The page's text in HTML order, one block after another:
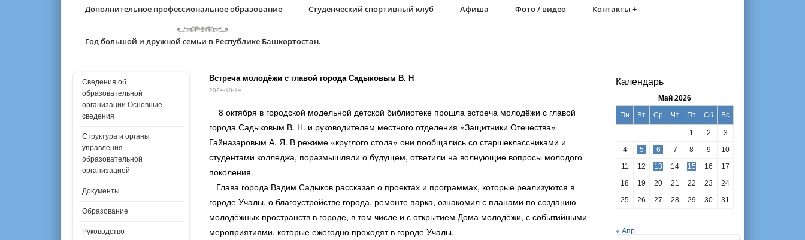
Дополнительное профессиональное образование Студенческий спортивный клуб Афиша Фото / видео Контакты +
Год большой и дружной семьи в Республике Башкортостан.
Сведения об
образовательной
организации.Основные
сведения
Структура и органы
управления
образовательной
организацией
Документы
Образование
Руководство
Встреча молодёжи с главой города Садыковым В. Н
2024-10-14
8 октября в городской модельной детской библиотеке прошла встреча молодёжи с главой
города Садыковым В. Н. и руководителем местного отделения «Защитники Отечества»
Гайназаровым А. Я. В режиме «круглого стола» они пообщались со старшеклассниками и
студентами колледжа, поразмышляли о будущем, ответили на волнующие вопросы молодого
поколения.
Глава города Вадим Садыков рассказал о проектах и программах, которые реализуются в
городе Учалы, о благоустройстве города, ремонте парка, ознакомил с планами по созданию
молодёжных пространств в городе, в том числе и с открытием Дома молодёжи, с событийными
мероприятиями, которые ежегодно проходят в городе Учалы.
Календарь
Май 2026
Пн
Вт Ср Чт Пт Сб Вс
1 2
3
4
5 6 7 8 9
10
11
12 13 14 15 16
17
18
19 20 21 22 23
24
25
26 27 28 29 30 31
« Апр